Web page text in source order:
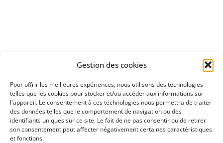
Gestion des cookies
Pour offrir les meilleures expériences, nous utilisons des technologies
telles que les cookies pour stocker et/ou accéder aux informations sur
l'appareil. Le consentement à ces technologies nous permettra de traiter
des données telles que le comportement de navigation ou des
identifiants uniques sur ce site. Le fait de ne pas consentir ou de retirer
son consentement peut affecter négativement certaines caractéristiques
et fonctions.
Découvrez